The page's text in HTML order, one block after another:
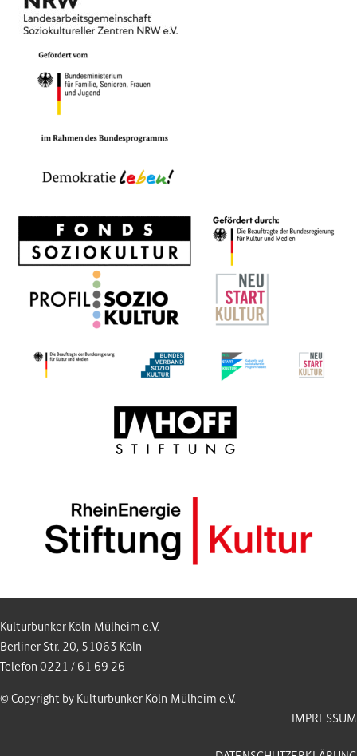
Kulturbunker Köln-Mülheim e.V.
Berliner Str. 20, 51063 Köln
Telefon 0221 / 61 69 26
© Copyright by Kulturbunker Köln-Mülheim e.V.
IMPRESSUM